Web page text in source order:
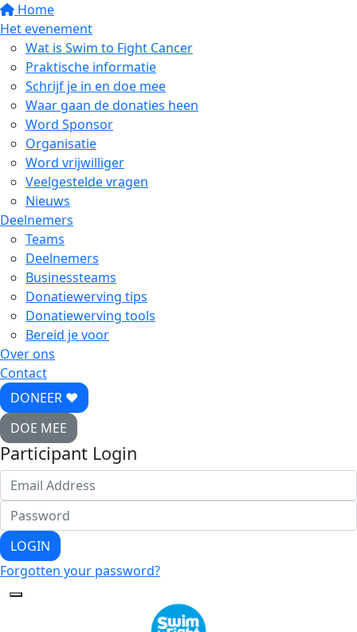
Home
Het evenement
Wat is Swim to Fight Cancer
Praktische informatie
Schrijf je in en doe mee
Waar gaan de donaties heen
Word Sponsor
Organisatie
Word vrijwilliger
Veelgestelde vragen
Nieuws
Deelnemers
Teams
Deelnemers
Businessteams
Donatiewerving tips
Donatiewerving tools
Bereid je voor
Over ons
Contact
DONEER ♥
DOE MEE
Participant Login
LOGIN
Forgotten your password?